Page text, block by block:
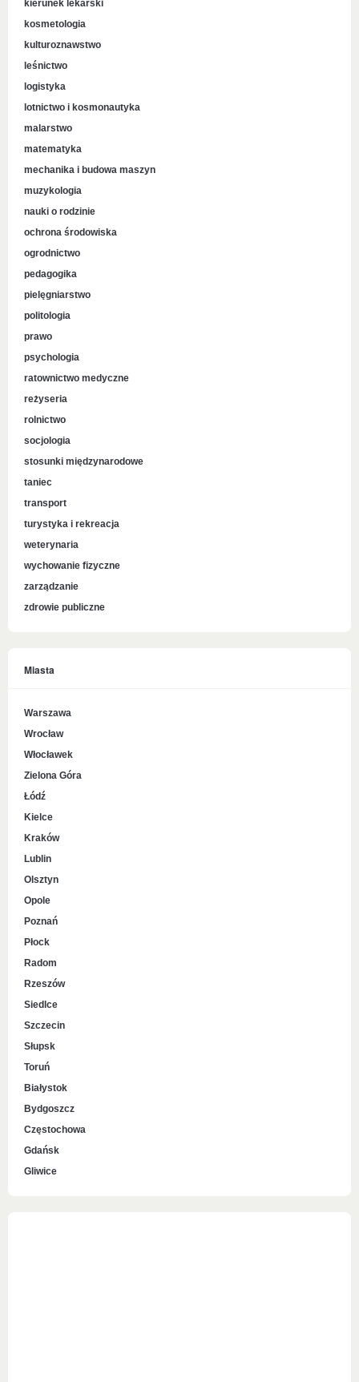
kierunek lekarski
kosmetologia
kulturoznawstwo
leśnictwo
logistyka
lotnictwo i kosmonautyka
malarstwo
matematyka
mechanika i budowa maszyn
muzykologia
nauki o rodzinie
ochrona środowiska
ogrodnictwo
pedagogika
pielęgniarstwo
politologia
prawo
psychologia
ratownictwo medyczne
reżyseria
rolnictwo
socjologia
stosunki międzynarodowe
taniec
transport
turystyka i rekreacja
weterynaria
wychowanie fizyczne
zarządzanie
zdrowie publiczne
Miasta
Warszawa
Wrocław
Włocławek
Zielona Góra
Łódź
Kielce
Kraków
Lublin
Olsztyn
Opole
Poznań
Płock
Radom
Rzeszów
Siedlce
Szczecin
Słupsk
Toruń
Białystok
Bydgoszcz
Częstochowa
Gdańsk
Gliwice